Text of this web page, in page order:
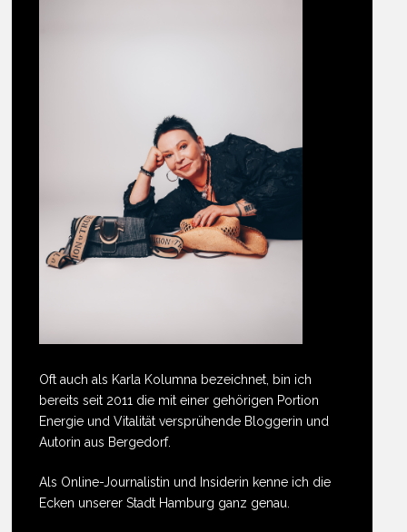
Oft auch als Karla Kolumna bezeichnet, bin ich
bereits seit 2011 die mit einer gehörigen Portion
Energie und Vitalität versprühende Bloggerin und
Autorin aus Bergedorf.
Als Online-Journalistin und Insiderin kenne ich die
Ecken unserer Stadt Hamburg ganz genau.